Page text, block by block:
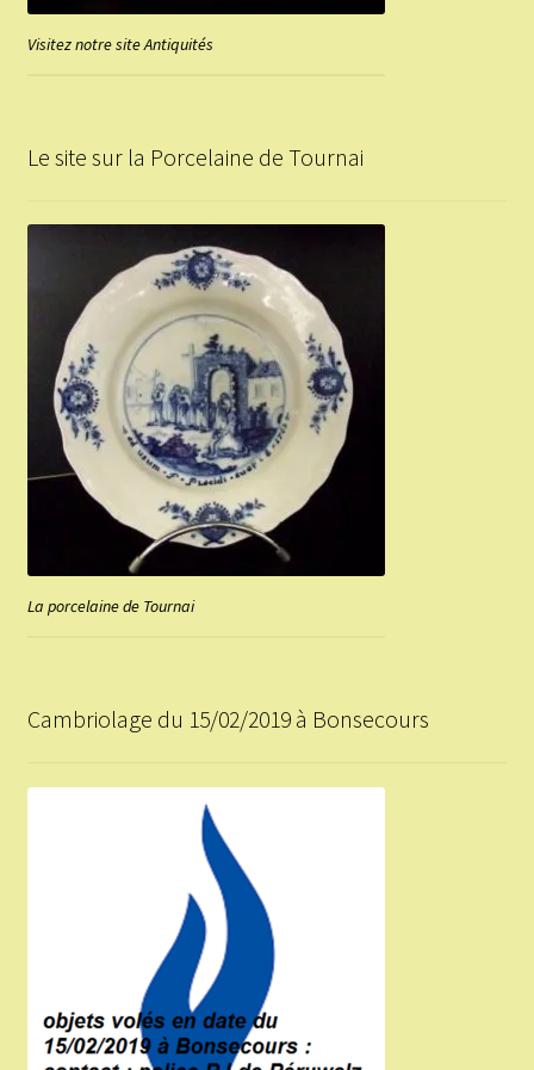
Visitez notre site Antiquités
Le site sur la Porcelaine de Tournai
La porcelaine de Tournai
Cambriolage du 15/02/2019 à Bonsecours